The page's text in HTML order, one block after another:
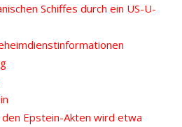
Schiffes durch ein US-U-
Epstein-Akten wird etwa